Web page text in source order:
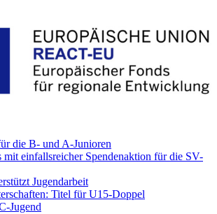
die B- und A-Junioren
mit einfallsreicher Spendenaktion für die SV-
Jugendarbeit
Titel für U15-Doppel
Jugend